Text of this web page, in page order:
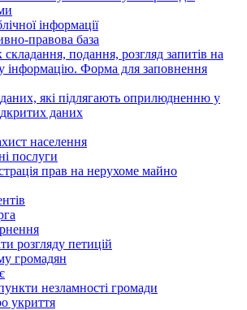
інформації
правова база
подання, розгляд запитів на
інформацію. Форма для заповнення
які підлягають оприлюдненню у
даних
населення
послуги
прав на нерухоме майно
розгляду петицій
громадян
незламності громади
укриття